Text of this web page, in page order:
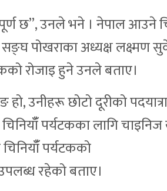
छ”, उनले भने । नेपाल आउने
सङ्घ पोखराका अध्यक्ष लक्ष्मण
रोजाइ हुने उनले बताए।
हो, उनीहरू छोटो दूरीको
पर्यटकका लागि चाइनिज
पर्यटकको
रहेको बताए।